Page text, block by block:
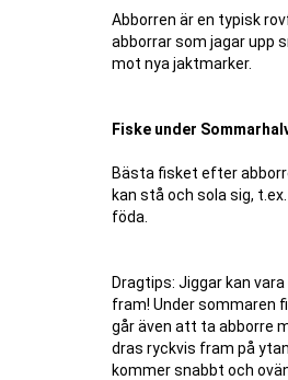
Abborren är en typisk
abborrar som jagar upp
mot nya jaktmarker.
Fiske under
Bästa fisket efter
kan stå och sola sig,
föda.
Dragtips: Jiggar kan
fram! Under sommaren
går även att ta abborre
dras ryckvis fram på
kommer snabbt och